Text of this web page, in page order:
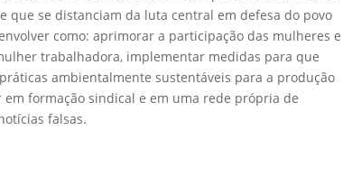
que se distanciam da luta central em defesa do povo
como: aprimorar a participação das mulheres e
trabalhadora, implementar medidas para que
ambientalmente sustentáveis para a produção
formação sindical e em uma rede própria de
falsas.